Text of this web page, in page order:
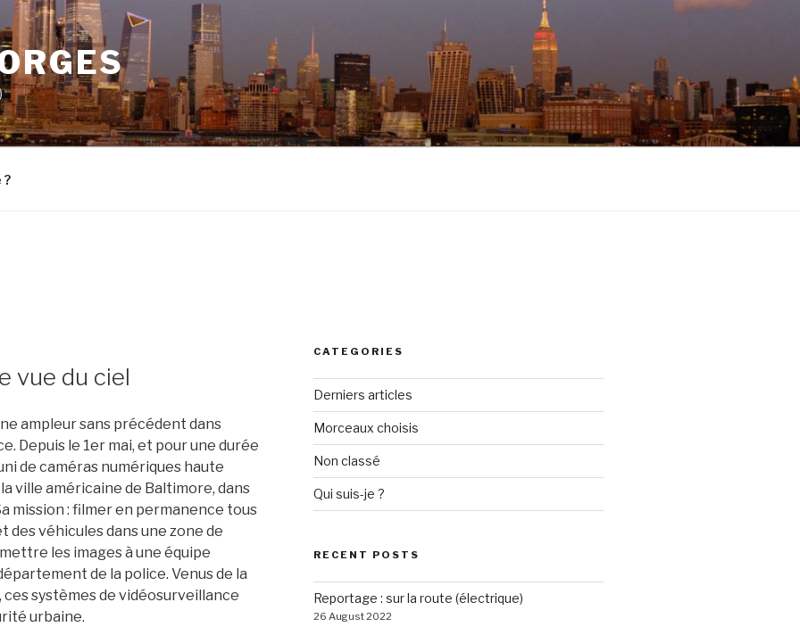
?
vue du ciel
ampleur sans précédent dans
Depuis le 1er mai, et pour une durée
de caméras numériques haute
ville américaine de Baltimore, dans
mission : filmer en permanence tous
des véhicules dans une zone de
les images à une équipe
de la police. Venus de la
systèmes de vidéosurveillance
urbaine.
CATEGORIES
Derniers articles
Morceaux choisis
Non classé
Qui suis-je ?
RECENT POSTS
Reportage : sur la route (électrique)
26 August 2022